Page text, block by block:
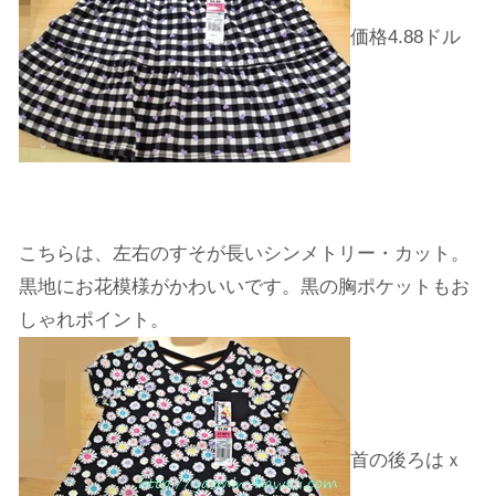
価格4.88ドル
こちらは、左右のすそが長いシンメトリー・カット。
黒地にお花模様がかわいいです。黒の胸ポケットもお
しゃれポイント。
首の後ろはｘ